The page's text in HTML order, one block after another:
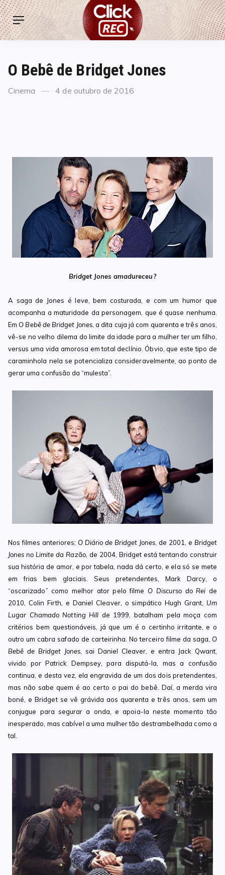
Skip
to
content
ClickREC
Menu
O Bebê de Bridget Jones
Categories
Cinema
Posted
4 de outubro de 2016
Bridget Jones amadureceu?
A saga de Jones é leve, bem costurada, e com um humor que
acompanha a maturidade da personagem, que é quase nenhuma.
Em O Bebê de Bridget Jones, a dita cuja já com quarenta e três anos,
vê-se no velho dilema do limite da idade para a mulher ter um filho,
versus uma vida amorosa em total declínio. Óbvio, que este tipo de
caraminhola nela se potencializa consideravelmente, ao ponto de
gerar uma confusão da “mulesta”.
Nos filmes anteriores; O Diário de Bridget Jones , de 2001, e Bridget
Jones no Limite da Razão, de 2004, Bridget está tentando construir
sua história de amor, e por tabela, nada dá certo, e ela só se mete
em frias bem glaciais. Seus pretendentes, Mark Darcy, o
“oscarizado” como melhor ator pelo filme O Discurso do Rei de
2010, Colin Firth, e Daniel Cleaver, o simpático Hugh Grant, Um
Lugar Chamado Notting Hill de 1999, batalham pela moça com
critérios bem questionáveis, já que um é o certinho irritante, e o
outro um cabra safado de carteirinha. No terceiro filme da saga, O
Bebê de Bridget Jones , sai Daniel Cleaver, e entra Jack Qwant,
vivido por Patrick Dempsey, para disputá-la, mas a confusão
continua, e desta vez, ela engravida de um dos dois pretendentes,
mas não sabe quem é ao certo o pai do bebê. Daí, a merda vira
boné, e Bridget se vê grávida aos quarenta e três anos, sem um
conjugue para segurar a onda, e apoia-la neste momento tão
inesperado, mas cabível a uma mulher tão destrambelhada como a
tal.